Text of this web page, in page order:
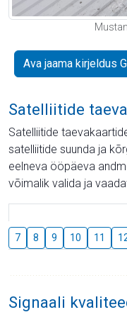
Ava jaama kirjeldus
Satelliitide
Satelliitide
satelliitide suunda ja
eelneva ööpäeva
võimalik valida ja
7 8 9 10 11
Signaali